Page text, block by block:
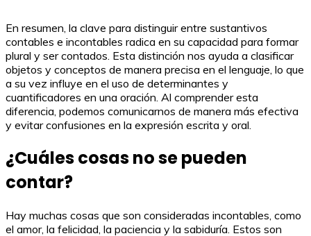
En resumen, la clave para distinguir entre sustantivos
contables e incontables radica en su capacidad para formar
plural y ser contados. Esta distinción nos ayuda a clasificar
objetos y conceptos de manera precisa en el lenguaje, lo que
a su vez influye en el uso de determinantes y
cuantificadores en una oración. Al comprender esta
diferencia, podemos comunicarnos de manera más efectiva
y evitar confusiones en la expresión escrita y oral.
¿Cuáles cosas no se pueden
contar?
Hay muchas cosas que son consideradas incontables, como
el amor, la felicidad, la paciencia y la sabiduría. Estos son